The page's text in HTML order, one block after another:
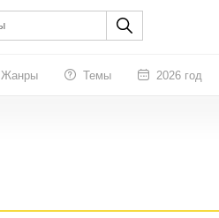
Жанры Темы 2026 год